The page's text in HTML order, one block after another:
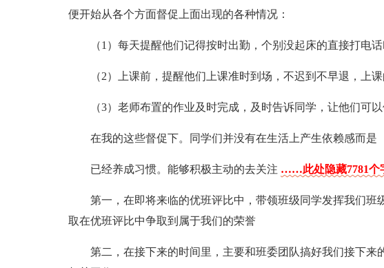
便开始从各个方面督促上面出现的各种情况：
（1）每天提醒他们记得按时出勤，个别没起床的直接打电话
（2）上课前，提醒他们上课准时到场，不迟到不早退，上课
（3）老师布置的作业及时完成，及时告诉同学，让他们可以
在我的这些督促下。同学们并没有在生活上产生依赖感而是
已经养成习惯。能够积极主动的去关注 ……此处隐藏7781
第一，在即将来临的优班评比中，带领班级同学发挥我们班
取在优班评比中争取到属于我们的荣誉
第二，在接下来的时间里，主要和班委团队搞好我们接下来